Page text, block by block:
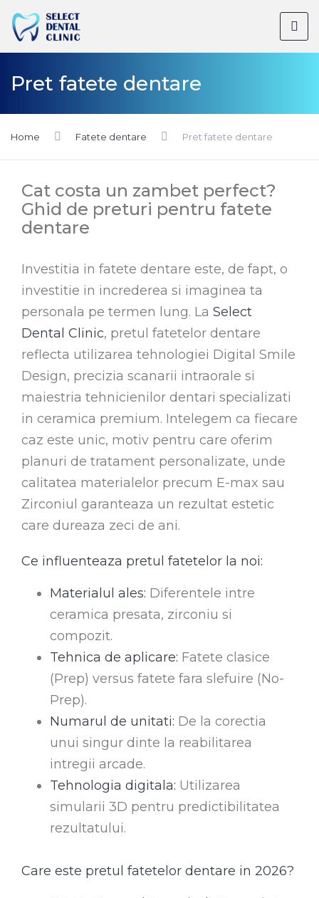
Pret fatete dentare
Home Fatete dentare Pret fatete dentare
Cat costa un zambet perfect?
Ghid de preturi pentru fatete
dentare
Investitia in fatete dentare este, de fapt, o
investitie in increderea si imaginea ta
personala pe termen lung. La Select
Dental Clinic, pretul fatetelor dentare
reflecta utilizarea tehnologiei Digital Smile
Design, precizia scanarii intraorale si
maiestria tehnicienilor dentari specializati
in ceramica premium. Intelegem ca fiecare
caz este unic, motiv pentru care oferim
planuri de tratament personalizate, unde
calitatea materialelor precum E-max sau
Zirconiul garanteaza un rezultat estetic
care dureaza zeci de ani.
Ce influenteaza pretul fatetelor la noi:
Materialul ales: Diferentele intre
ceramica presata, zirconiu si
compozit.
Tehnica de aplicare: Fatete clasice
(Prep) versus fatete fara slefuire (No-
Prep).
Numarul de unitati: De la corectia
unui singur dinte la reabilitarea
intregii arcade.
Tehnologia digitala: Utilizarea
simularii 3D pentru predictibilitatea
rezultatului.
Care este pretul fatetelor dentare in 2026?